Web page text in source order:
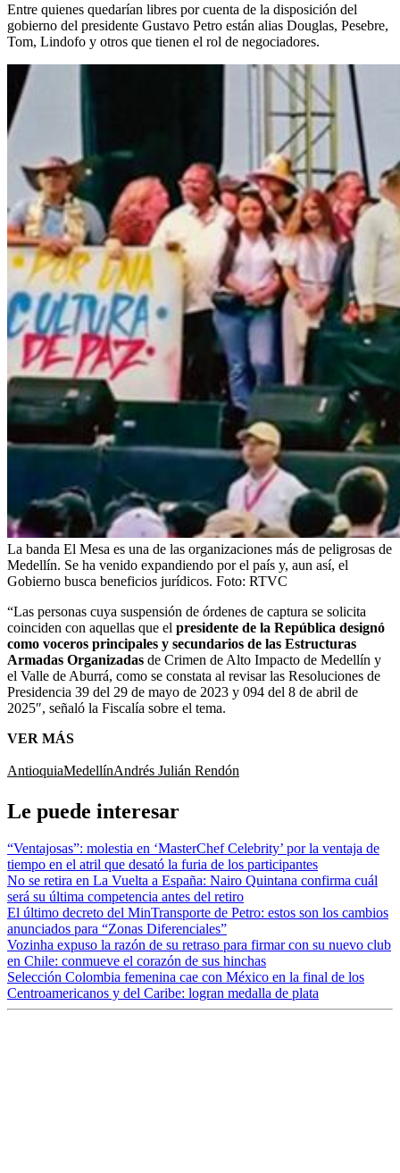
Entre quienes quedarían libres por cuenta de la disposición del
gobierno del presidente Gustavo Petro están alias Douglas, Pesebre,
Tom, Lindofo y otros que tienen el rol de negociadores.
La banda El Mesa es una de las organizaciones más de peligrosas de
Medellín. Se ha venido expandiendo por el país y, aun así, el
Gobierno busca beneficios jurídicos. Foto: RTVC
“Las personas cuya suspensión de órdenes de captura se solicita
coinciden con aquellas que el presidente de la República designó
como voceros principales y secundarios de las Estructuras
Armadas Organizadas de Crimen de Alto Impacto de Medellín y
el Valle de Aburrá, como se constata al revisar las Resoluciones de
Presidencia 39 del 29 de mayo de 2023 y 094 del 8 de abril de
2025″, señaló la Fiscalía sobre el tema.
VER MÁS
AntioquiaMedellínAndrés Julián Rendón
Le puede interesar
“Ventajosas”: molestia en ‘MasterChef Celebrity’ por la ventaja de
tiempo en el atril que desató la furia de los participantes
No se retira en La Vuelta a España: Nairo Quintana confirma cuál
será su última competencia antes del retiro
El último decreto del MinTransporte de Petro: estos son los cambios
anunciados para “Zonas Diferenciales”
Vozinha expuso la razón de su retraso para firmar con su nuevo club
en Chile: conmueve el corazón de sus hinchas
Selección Colombia femenina cae con México en la final de los
Centroamericanos y del Caribe: logran medalla de plata